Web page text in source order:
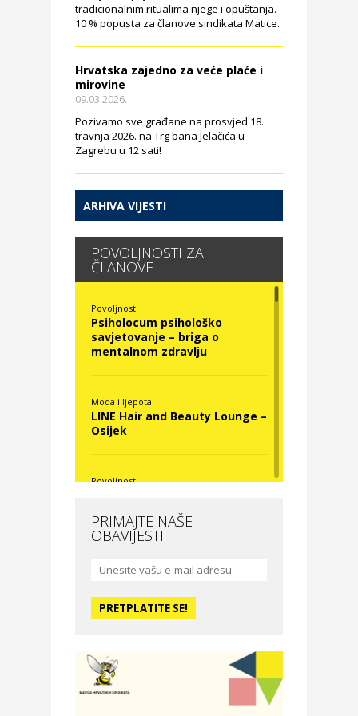
tradicionalnim ritualima njege i opuštanja.
10 % popusta za članove sindikata Matice.
Hrvatska zajedno za veće plaće i
mirovine
09.03.2026.
Pozivamo sve građane na prosvjed 18.
travnja 2026. na Trg bana Jelačića u
Zagrebu u 12 sati!
ARHIVA VIJESTI
POVOLJNOSTI ZA
ČLANOVE
Povoljnosti
Psiholocum psihološko
savjetovanje – briga o
mentalnom zdravlju
Moda i ljepota
LINE Hair and Beauty Lounge –
Osijek
Povoljnosti
Moda i ljepota
studio – Osijek
Zdravlje i osiguranje
PRIMAJTE NAŠE
OBAVIJESTI